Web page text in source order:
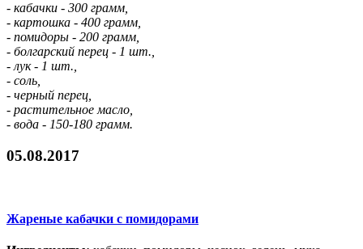
- кабачки - 300 грамм,
- картошка - 400 грамм,
- помидоры - 200 грамм,
- болгарский перец - 1 шт.,
- лук - 1 шт.,
- соль,
- черный перец,
- растительное масло,
- вода - 150-180 грамм.
05.08.2017
Жареные кабачки с помидорами